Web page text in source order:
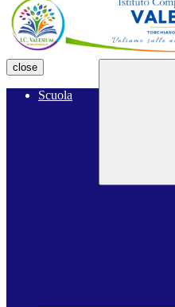
close
Scuola